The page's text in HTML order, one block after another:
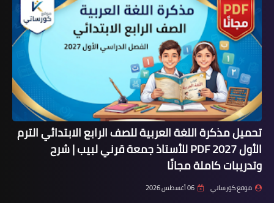
تحميل مذكرة اللغة العربية للصف الرابع الابتدائي الترم
الأول 2027 PDF للأستاذ جمعة قرني لبيب | شرح
وتدريبات كاملة مجانًا
موقع كورساتي 06 أغسطس 2026